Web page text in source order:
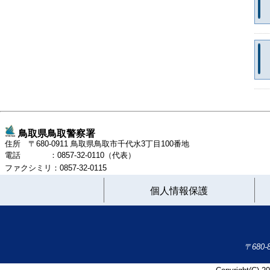
鳥取県鳥取警察署
住所 〒680-0911 鳥取県鳥取市千代水3丁目100番地
電話 ：0857-32-0110（代表）
ファクシミリ：0857-32-0115
個人情報保護
〒